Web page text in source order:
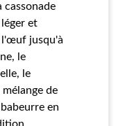
cassonade
et
l'œuf jusqu'à
le
le
de
en